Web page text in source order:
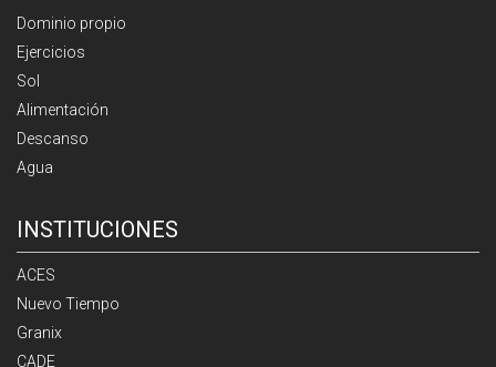
Dominio propio
Ejercicios
Sol
Alimentación
Descanso
Agua
INSTITUCIONES
ACES
Nuevo Tiempo
Granix
CADE